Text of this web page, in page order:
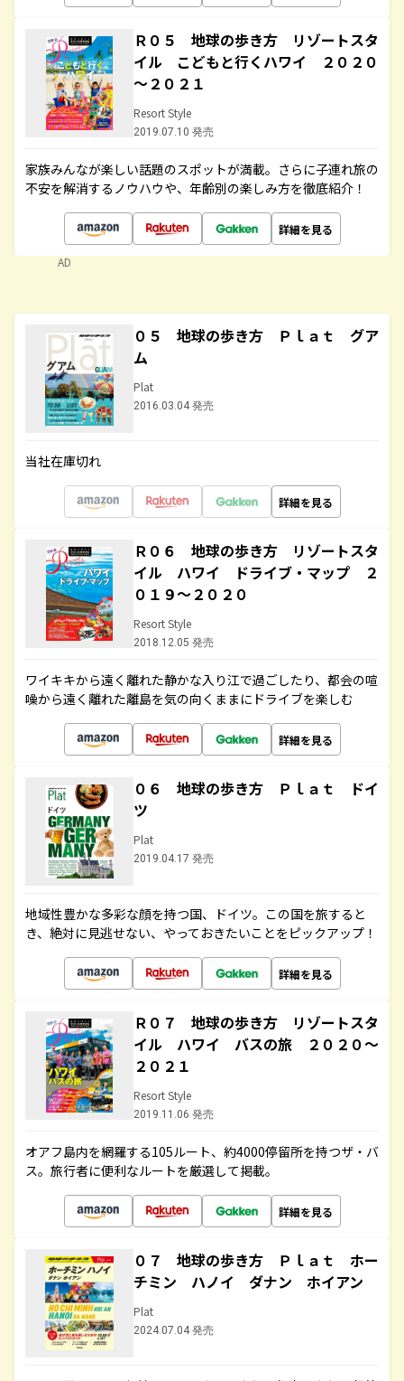
Ｒ０５ 地球の歩き方 リゾートスタ
イル こどもと行くハワイ ２０２０
～２０２１
Resort Style
2019.07.10 発売
家族みんなが楽しい話題のスポットが満載。さらに子連れ旅の
不安を解消するノウハウや、年齢別の楽しみ方を徹底紹介！
詳細を見る
AD
０５ 地球の歩き方 Ｐｌａｔ グア
ム
Plat
2016.03.04 発売
当社在庫切れ
詳細を見る
Ｒ０６ 地球の歩き方 リゾートスタ
イル ハワイ ドライブ・マップ ２
０１９～２０２０
Resort Style
2018.12.05 発売
ワイキキから遠く離れた静かな入り江で過ごしたり、都会の喧
噪から遠く離れた離島を気の向くままにドライブを楽しむ
詳細を見る
０６ 地球の歩き方 Ｐｌａｔ ドイ
ツ
Plat
2019.04.17 発売
地域性豊かな多彩な顔を持つ国、ドイツ。この国を旅すると
き、絶対に見逃せない、やっておきたいことをピックアップ！
詳細を見る
Ｒ０７ 地球の歩き方 リゾートスタ
イル ハワイ バスの旅 ２０２０～
２０２１
Resort Style
2019.11.06 発売
オアフ島内を網羅する105ルート、約4000停留所を持つザ・バ
ス。旅行者に便利なルートを厳選して掲載。
詳細を見る
０７ 地球の歩き方 Ｐｌａｔ ホー
チミン ハノイ ダナン ホイアン
Plat
2024.07.04 発売